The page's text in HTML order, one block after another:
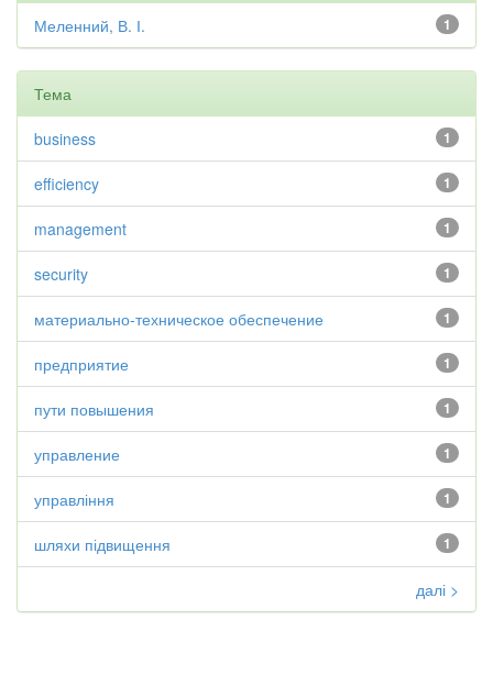
1
Меленний, В. І.
Тема
1
business
1
efficiency
1
management
1
security
1
материально-техническое обеспечение
1
предприятие
1
пути повышения
1
управление
1
управління
1
шляхи підвищення
далі >